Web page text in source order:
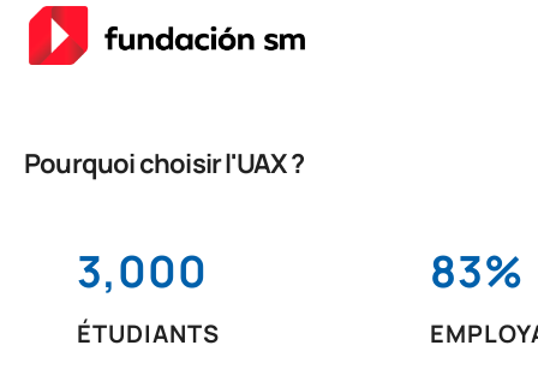
Pourquoi choisir l'UAX ?
3,000
ÉTUDIANTS
83%